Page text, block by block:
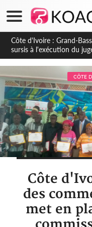
Côte d'Ivoire : Grand-
sursis à l'exécution du
CÔTE
Côte
des
met en